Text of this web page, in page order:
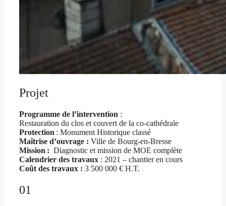
Projet
Programme de l’intervention :
Restauration du clos et couvert de la co-cathédrale
Protection : Monument Historique classé
Maîtrise d’ouvrage : Ville de Bourg-en-Bresse
Mission : Diagnostic et mission de MOE complète
Calendrier des travaux : 2021 – chantier en cours
Coût des travaux : 3 500 000 € H.T.
01